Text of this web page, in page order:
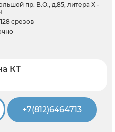
пр. В.О., д.85, литера Х -
срезов
КТ
+7(812)6464713